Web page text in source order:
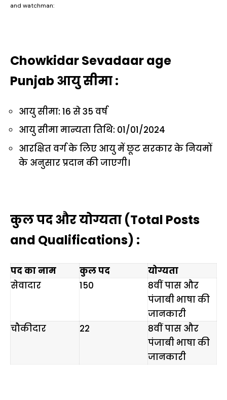
and watchman:
Chowkidar Sevadaar age
Punjab आयु सीमा :
आयु सीमा: 16 से 35 वर्ष
आयु सीमा मान्यता तिथि: 01/01/2024
आरक्षित वर्ग के लिए आयु में छूट सरकार के नियमों
के अनुसार प्रदान की जाएगी।
कुल पद और योग्यता (Total Posts
and Qualifications) :
पद का नाम कुल पद
योग्यता
सेवादार
150
8वीं पास और
पंजाबी भाषा की
जानकारी
चौकीदार
22
8वीं पास और
पंजाबी भाषा की
जानकारी